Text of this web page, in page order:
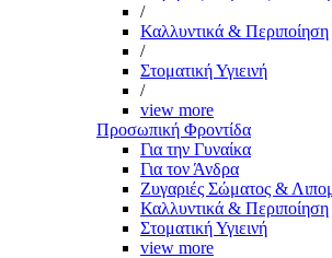
/
Καλλυντικά & Περιποίηση
/
Στοματική Υγιεινή
/
view more
Προσωπική Φροντίδα
Για την Γυναίκα
Για τον Άνδρα
Ζυγαριές Σώματος &
Καλλυντικά & Περιποίηση
Στοματική Υγιεινή
view more